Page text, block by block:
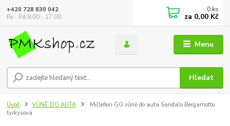
Menu
Hledat
+420 728 830 042
Po - Pá 8:00 - 17:00
0 ks
za 0,00 Kč
Úvod VŮNĚ DO AUTA
Millefiori GO vůně do auta Sandalo Bergamotto
tyrkysová